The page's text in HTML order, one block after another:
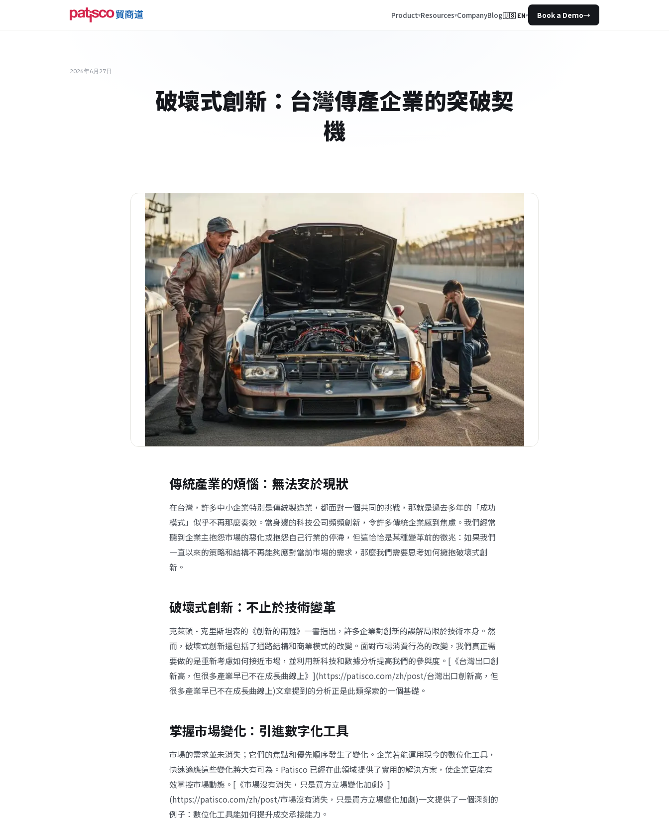
Product Resources CompanyBlog🇺🇸 EN▾ Book a Demo→
2026年6月27日
破壞式創新：台灣傳產企業的突破契
機
傳統產業的煩惱：無法安於現狀
在台灣，許多中小企業特別是傳統製造業，都面對一個共同的挑戰，那就是過去多年的「成功
模式」似乎不再那麼奏效。當身邊的科技公司頻頻創新，令許多傳統企業感到焦慮。我們經常
聽到企業主抱怨市場的惡化或抱怨自己行業的停滯，但這恰恰是某種變革前的徵兆：如果我們
一直以來的策略和結構不再能夠應對當前市場的需求，那麼我們需要思考如何擁抱破壞式創
新。
破壞式創新：不止於技術變革
克萊頓·克里斯坦森的《創新的兩難》一書指出，許多企業對創新的誤解局限於技術本身。然
而，破壞式創新還包括了通路結構和商業模式的改變。面對市場消費行為的改變，我們真正需
要做的是重新考慮如何接近市場，並利用新科技和數據分析提高我們的參與度。[《台灣出口創
新高，但很多產業早已不在成長曲線上》](https://patisco.com/zh/post/台灣出口創新高，但
很多產業早已不在成長曲線上)文章提到的分析正是此類探索的一個基礎。
掌握市場變化：引進數字化工具
市場的需求並未消失；它們的焦點和優先順序發生了變化。企業若能運用現今的數位化工具，
快速適應這些變化將大有可為。Patisco 已經在此領域提供了實用的解決方案，使企業更能有
效掌控市場動態。[《市場沒有消失，只是買方立場變化加劇》]
(https://patisco.com/zh/post/市場沒有消失，只是買方立場變化加劇)一文提供了一個深刻的
例子：數位化工具能如何提升成交承接能力。